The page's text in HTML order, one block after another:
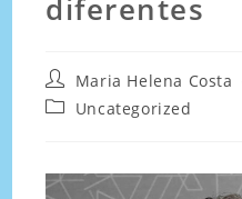
diferentes
Maria Helena Costa
Uncategorized